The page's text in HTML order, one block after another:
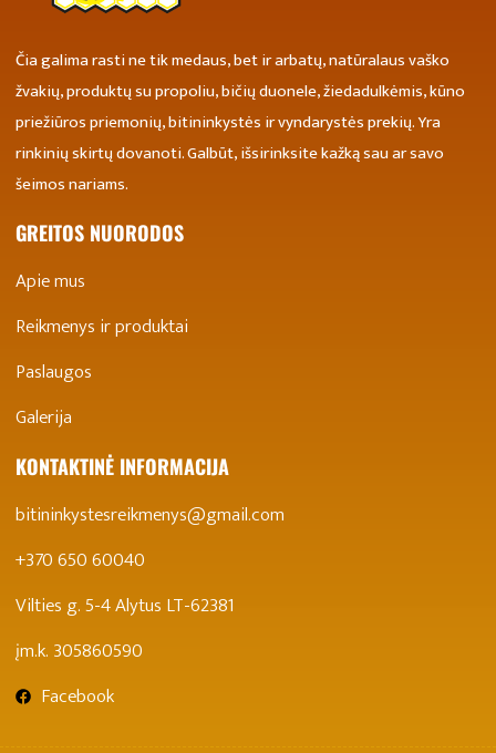
Čia galima rasti ne tik medaus, bet ir arbatų, natūralaus vaško
žvakių, produktų su propoliu, bičių duonele, žiedadulkėmis, kūno
priežiūros priemonių, bitininkystės ir vyndarystės prekių. Yra
rinkinių skirtų dovanoti. Galbūt, išsirinksite kažką sau ar savo
šeimos nariams.
GREITOS NUORODOS
Apie mus
Reikmenys ir produktai
Paslaugos
Galerija
KONTAKTINĖ INFORMACIJA
bitininkystesreikmenys@gmail.com
+370 650 60040
Vilties g. 5-4 Alytus LT-62381
įm.k. 305860590
Facebook